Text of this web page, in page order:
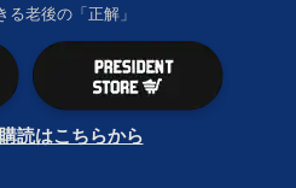
る老後の「正解」
読はこちらから